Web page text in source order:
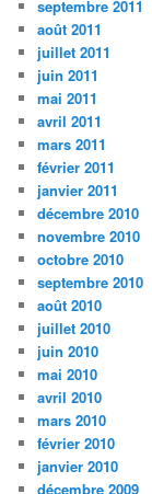
septembre 2011
août 2011
juillet 2011
juin 2011
mai 2011
avril 2011
mars 2011
février 2011
janvier 2011
décembre 2010
novembre 2010
octobre 2010
septembre 2010
août 2010
juillet 2010
juin 2010
mai 2010
avril 2010
mars 2010
février 2010
janvier 2010
décembre 2009